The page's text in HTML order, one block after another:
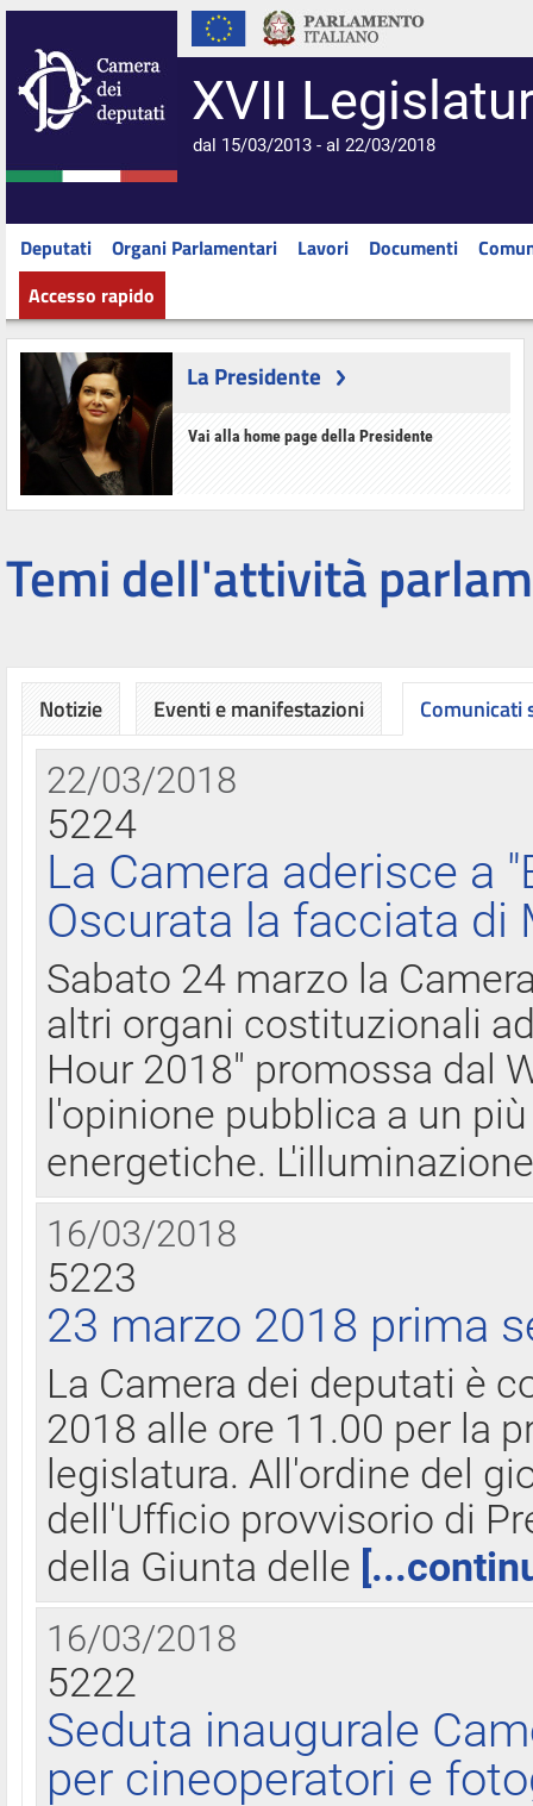
XVII
dal 15/03/2013 - al 22/03/2018
Deputati Organi Parlamentari Lavori Documenti
Accesso rapido
La Presidente
Vai alla home page della Presidente
Temi dell'attività
Notizie Eventi e manifestazioni Comunicati
22/03/2018
5224
La Camera aderisce a
Oscurata la facciata di
Sabato 24 marzo la
altri organi costituzionali
Hour 2018" promossa dal
l'opinione pubblica a un
energetiche.
16/03/2018
5223
23 marzo 2018 prima
La Camera dei deputati è
2018 alle ore 11.00 per la
legislatura. All'ordine del
dell'Ufficio provvisorio di
della Giunta delle
16/03/2018
5222
Seduta inaugurale
per cineoperatori e